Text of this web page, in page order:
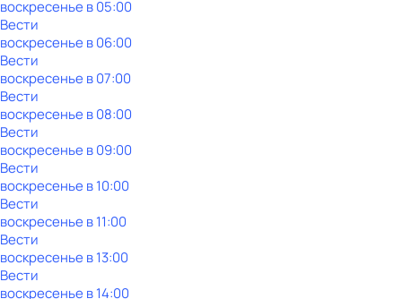
воскресенье в05:00
Вести
воскресенье в06:00
Вести
воскресенье в07:00
Вести
воскресенье в08:00
Вести
воскресенье в09:00
Вести
воскресенье в10:00
Вести
воскресенье в11:00
Вести
воскресенье в13:00
Вести
воскресенье в14:00